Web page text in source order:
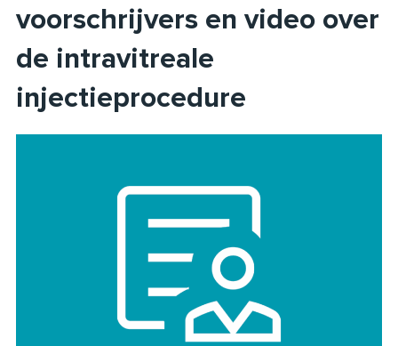
voorschrijvers en video over
de intravitreale
injectieprocedure